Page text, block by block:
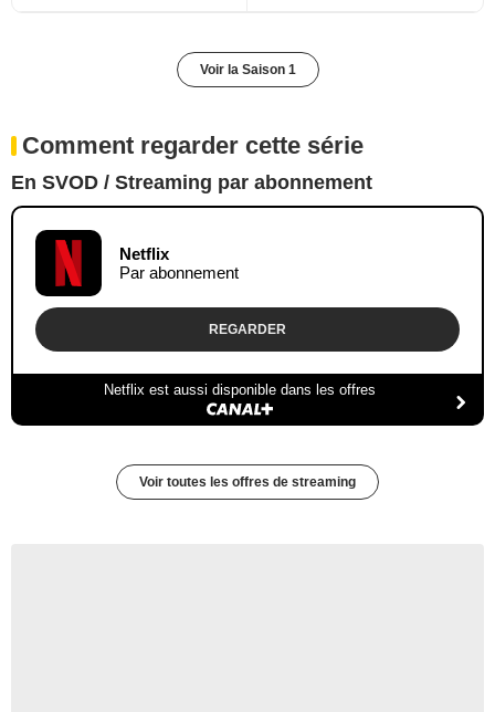
Voir la Saison 1
Comment regarder cette série
En SVOD / Streaming par abonnement
Netflix
Par abonnement
REGARDER
Netflix est aussi disponible dans les offres
Voir toutes les offres de streaming